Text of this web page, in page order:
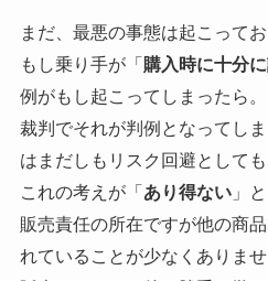
まだ、最悪の事態は起こってお
もし乗り手が「購入時に十分
例がもし起こってしまったら。
裁判でそれが判例となってし
はまだしもリスク回避としても
これの考えが「あり得ない」
販売責任の所在ですが他の商
れていることが少なくありませ